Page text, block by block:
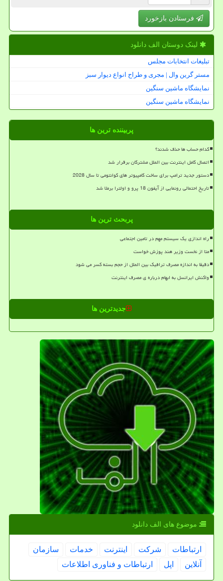
فرستادن بازخورد
لینک دوستان الف دانلود
تبلیغات انتخابات مجلس
مستر گرین وال | مجری و طراح انواع دیوار سبز
نمایشگاه ماشین سنگین
نمایشگاه ماشین سنگین
پربیننده ترین ها
کدام حساب ها حذف شدند؟
اتصال کامل اینترنت بین الملل مشترکان برقرار شد
دستور جدید ترامپ برای ساخت کامپیوتر های کوانتومی تا سال 2028
تاریخ احتمالی رونمایی از آیفون 18 پرو و اولترا برملا شد
پربحث ترین ها
راه اندازی یک سیستم مهم در تامین اجتماعی
متا از نخست وزیر هند پوزش خواست
دقیقا به اندازه مصرف ترافیک بین الملل از حجم بسته کسر می شود
واکنش ایرانسل به ابهام درباره ی مصرف اینترنت
جدیدترین ها
موضوع های الف دانلود
ارتباطات شركت اینترنت خدمات
سازمان
آنلاین
اپل ارتباطات و فناوری اطلاعات